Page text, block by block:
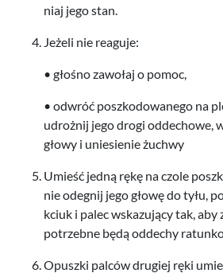
niaj jego stan.
Jeżeli nie reaguje:
• głośno zawołaj o pomoc,
• odwróć poszkodowanego na
udrożnij jego drogi odd­e­chowe,
głowy i uniesie­nie żuchwy
Umieść jedną rękę na czole
nie odeg­nij jego głowę do tyłu,
kciuk i palec wskazu­jący tak, aby
potrzebne będą odd­echy
Opuszki pal­ców drugiej ręki